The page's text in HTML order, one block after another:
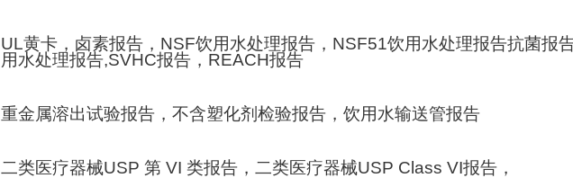
UL黄卡，卤素报告， NSF饮用水处理报告， NSF51饮用水处理报告抗菌报告
用水处理报告,SVHC报告， REACH报告
重金属溶出试验报告，不含塑化剂检验报告，饮用水输送管报告
二类医疗器械USP 第 VI 类报告，二类医疗器械USP Class VI报告，